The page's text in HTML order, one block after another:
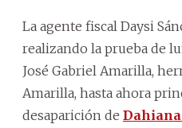
La agente fiscal Daysi
realizando la prueba de
José Gabriel Amarilla,
Amarilla, hasta ahora
desaparición de